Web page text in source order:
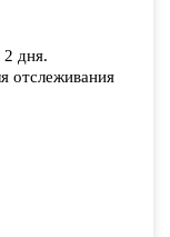
2 дня.
отслеживания